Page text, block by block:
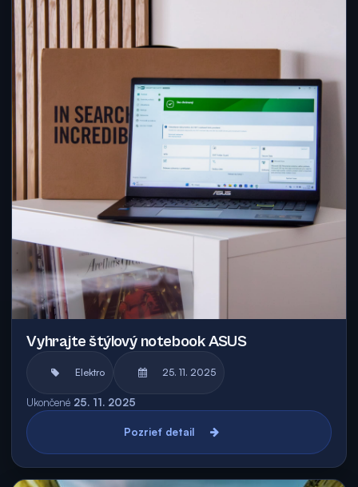
Vyhrajte štýlový notebook ASUS
Elektro 25. 11. 2025
Ukončené 25. 11. 2025
Pozrieť detail